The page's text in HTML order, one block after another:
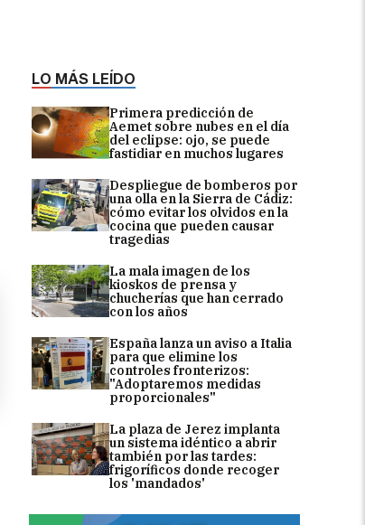
LO MÁS LEÍDO
Primera predicción de
Aemet sobre nubes en el día
del eclipse: ojo, se puede
fastidiar en muchos lugares
Despliegue de bomberos por
una olla en la Sierra de Cádiz:
cómo evitar los olvidos en la
cocina que pueden causar
tragedias
La mala imagen de los
kioskos de prensa y
chucherías que han cerrado
con los años
España lanza un aviso a Italia
para que elimine los
controles fronterizos:
"Adoptaremos medidas
proporcionales"
La plaza de Jerez implanta
un sistema idéntico a abrir
también por las tardes:
frigoríficos donde recoger
los 'mandados'